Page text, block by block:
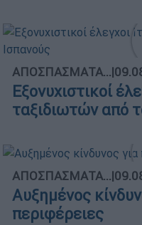
ΑΠΟΣΠΑΣΜΑΤΑ...|
Εξονυχιστικοί
ταξιδιωτών από
ΑΠΟΣΠΑΣΜΑΤΑ...|
Αυξημένος
περιφέρειες